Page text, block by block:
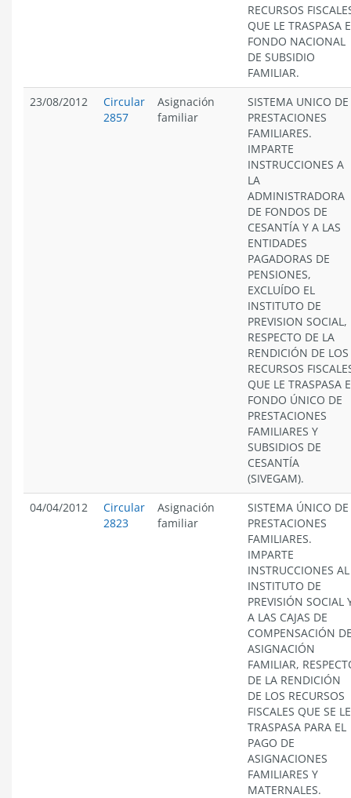
RECURSOS
QUE LE TRASPASA
FONDO NACIONAL
DE SUBSIDIO
FAMILIAR.
23/08/2012
Circular
2857
Asignación
familiar
SISTEMA UNICO DE
PRESTACIONES
FAMILIARES.
IMPARTE
INSTRUCCIONES A
LA
ADMINISTRADORA
DE FONDOS DE
CESANTÍA Y A LAS
ENTIDADES
PAGADORAS DE
PENSIONES,
EXCLUÍDO EL
INSTITUTO DE
PREVISION SOCIAL,
RESPECTO DE LA
RENDICIÓN DE LOS
RECURSOS
QUE LE TRASPASA
FONDO ÚNICO DE
PRESTACIONES
FAMILIARES Y
SUBSIDIOS DE
CESANTÍA
(SIVEGAM).
04/04/2012
Circular
2823
Asignación
familiar
SISTEMA ÚNICO DE
PRESTACIONES
FAMILIARES.
IMPARTE
INSTRUCCIONES AL
INSTITUTO DE
PREVISIÓN SOCIAL
A LAS CAJAS DE
COMPENSACIÓN
ASIGNACIÓN
FAMILIAR,
DE LA RENDICIÓN
DE LOS RECURSOS
FISCALES QUE SE
TRASPASA PARA EL
PAGO DE
ASIGNACIONES
FAMILIARES Y
MATERNALES.